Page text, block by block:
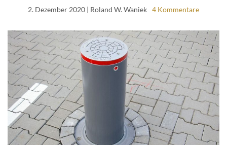
2. Dezember 2020 | Roland W. Waniek 4 Kommentare